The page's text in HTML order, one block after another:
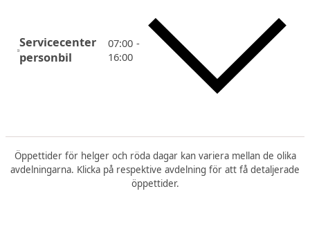
Servicecenter
personbil
07:00 -
16:00
Öppettider för helger och röda dagar kan variera mellan de olika
avdelningarna. Klicka på respektive avdelning för att få detaljerade
öppettider.